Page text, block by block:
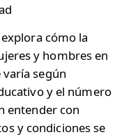
cómo la
y hombres en
según
y el número
entender con
y condiciones se